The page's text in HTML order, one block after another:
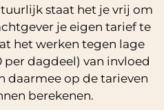
staat het je vrij om
je eigen tarief te
het werken tegen lage
dagdeel) van invloed
daarmee op de tarieven
berekenen.